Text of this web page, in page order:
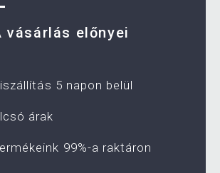
vásárlás előnyei
5 napon belül
árak
99%-a raktáron